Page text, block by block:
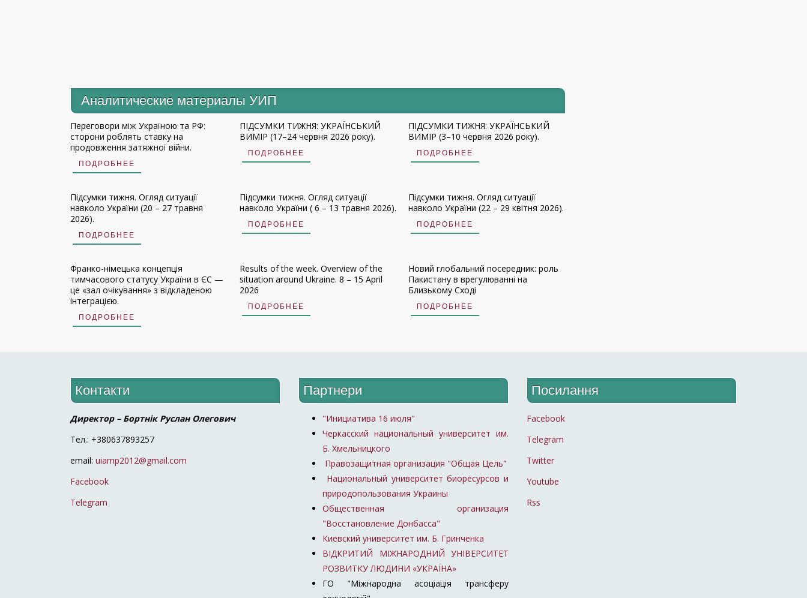
Аналитические материалы УИП
Переговори між Україною та РФ:
сторони роблять ставку на
продовження затяжної війни.
ПОДРОБНЕЕ
ПІДСУМКИ ТИЖНЯ: УКРАЇНСЬКИЙ
ВИМІР (17–24 червня 2026 року).
ПОДРОБНЕЕ
ПІДСУМКИ ТИЖНЯ: УКРАЇНСЬКИЙ
ВИМІР (3–10 червня 2026 року).
ПОДРОБНЕЕ
Підсумки тижня. Огляд ситуації
навколо України (20 – 27 травня
2026).
ПОДРОБНЕЕ
Підсумки тижня. Огляд ситуації
навколо України ( 6 – 13 травня 2026).
ПОДРОБНЕЕ
Підсумки тижня. Огляд ситуації
навколо України (22 – 29 квітня 2026).
ПОДРОБНЕЕ
Франко-німецька концепція
тимчасового статусу України в ЄС —
це «зал очікування» з відкладеною
інтеграцією.
ПОДРОБНЕЕ
Results of the week. Overview of the
situation around Ukraine. 8 – 15 April
2026
ПОДРОБНЕЕ
Новий глобальний посередник: роль
Пакистану в врегулюванні на
Близькому Сході
ПОДРОБНЕЕ
Контакти
Директор – Бортнік Руслан Олегович
Тел.: +380637893257
email: uiamp2012@gmail.com
Facebook
Telegram
Партнери
"Инициатива 16 июля"
Черкасский национальный университет им.
Б. Хмельницкого
Правозащитная организация "Общая Цель"
Национальный университет биоресурсов и
природопользования Украины
Общественная организация
"Восстановление Донбасса"
Киевский университет им. Б. Гринченка
ВІДКРИТИЙ МІЖНАРОДНИЙ УНІВЕРСИТЕТ
РОЗВИТКУ ЛЮДИНИ «УКРАЇНА»
ГО "Міжнародна асоціація трансферу
Посилання
Facebook
Telegram
Twitter
Youtube
Rss